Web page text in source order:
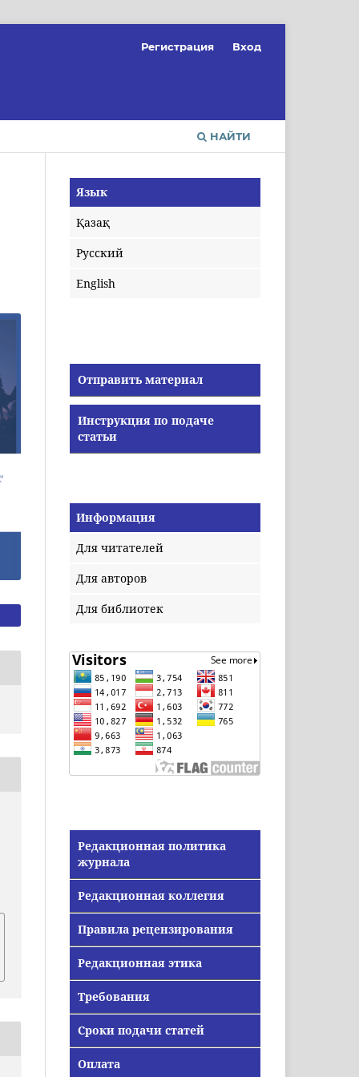
НАЙТИ
Регистрация Вход
Язык
Қазақ
Русский
English
Отправить материал
Инструкция по подаче
статьи
Информация
Для читателей
Для авторов
Для библиотек
Редакционная политика
журнала
Редакционная коллегия
Правила рецензирования
Редакционная этика
Требования
Сроки подачи статей
Оплата